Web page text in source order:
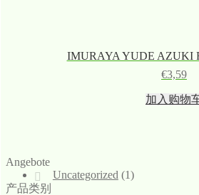
IMURAYA YUDE AZUKI
€3,59
加入购物
Angebote
Uncategorized (1)
产品类别